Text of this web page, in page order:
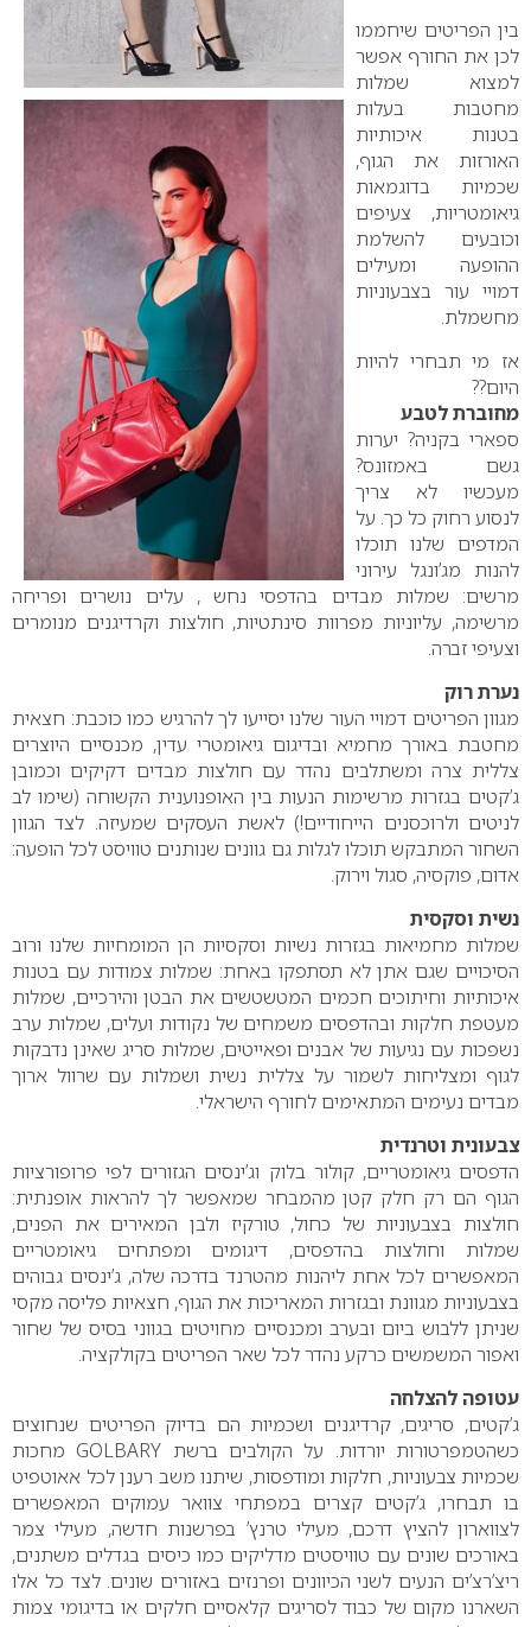
בין הפריטים שיחממו
לכן את החורף אפשר
למצוא שמלות
מחטבות בעלות
בטנות איכותיות
האורזות את הגוף,
שכמיות בדוגמאות
גיאומטריות, צעיפים
וכובעים להשלמת
ההופעה ומעילים
דמויי עור בצבעוניות
מחשמלת.
אז מי תבחרי להיות
היום??
מחוברת לטבע
ספארי בקניה? יערות
גשם באמזונס?
מעכשיו לא צריך
לנסוע רחוק כל כך. על
המדפים שלנו תוכלו
להנות מג’ונגל עירוני
מרשים: שמלות מבדים בהדפסי נחש , עלים נושרים ופריחה
מרשימה, עליוניות מפרוות סינתטיות, חולצות וקרדיגנים מנומרים
וצעיפי זברה.
נערת רוק
מגוון הפריטים דמויי העור שלנו יסייעו לך להרגיש כמו כוכבת: חצאית
מחטבת באורך מחמיא ובדיגום גיאומטרי עדין, מכנסיים היוצרים
צללית צרה ומשתלבים נהדר עם חולצות מבדים דקיקים וכמובן
ג’קטים בגזרות מרשימות הנעות בין האופנוענית הקשוחה (שימו לב
לניטים ולרוכסנים הייחודיים!) לאשת העסקים שמעיזה. לצד הגוון
השחור המתבקש תוכלו לגלות גם גוונים שנותנים טוויסט לכל הופעה:
אדום, פוקסיה, סגול וירוק.
נשית וסקסית
שמלות מחמיאות בגזרות נשיות וסקסיות הן המומחיות שלנו ורוב
הסיכויים שגם אתן לא תסתפקו באחת: שמלות צמודות עם בטנות
איכותיות וחיתוכים חכמים המטשטשים את הבטן והירכיים, שמלות
מעטפת חלקות ובהדפסים משמחים של נקודות ועלים, שמלות ערב
נשפכות עם נגיעות של אבנים ופאייטים, שמלות סריג שאינן נדבקות
לגוף ומצליחות לשמור על צללית נשית ושמלות עם שרוול ארוך
מבדים נעימים המתאימים לחורף הישראלי.
צבעונית וטרנדית
הדפסים גיאומטריים, קולור בלוק וג’ינסים הגזורים לפי פרופורציות
הגוף הם רק חלק קטן מהמבחר שמאפשר לך להראות אופנתית:
חולצות בצבעוניות של כחול, טורקיז ולבן המאירים את הפנים,
שמלות וחולצות בהדפסים, דיגומים ומפתחים גיאומטריים
המאפשרים לכל אחת ליהנות מהטרנד בדרכה שלה, ג’ינסים גבוהים
בצבעוניות מגוונת ובגזרות המאריכות את הגוף, חצאיות פליסה מקסי
שניתן ללבוש ביום ובערב ומכנסיים מחויטים בגווני בסיס של שחור
ואפור המשמשים כרקע נהדר לכל שאר הפריטים בקולקציה.
עטופה להצלחה
ג’קטים, סריגים, קרדיגנים ושכמיות הם בדיוק הפריטים שנחוצים
כשהטמפרטורות יורדות. על הקולבים ברשת GOLBARY מחכות
שכמיות צבעוניות, חלקות ומודפסות, שיתנו משב רענן לכל אאוטפיט
בו תבחרו, ג’קטים קצרים במפתחי צוואר עמוקים המאפשרים
לצווארון להציץ דרכם, מעילי טרנץ’ בפרשנות חדשה, מעילי צמר
באורכים שונים עם טוויסטים מדליקים כמו כיסים בגדלים משתנים,
ריצ’רצ’ים הנעים לשני הכיוונים ופרנזים באזורים שונים. לצד כל אלו
השארנו מקום של כבוד לסריגים קלאסיים חלקים או בדיגומי צמות